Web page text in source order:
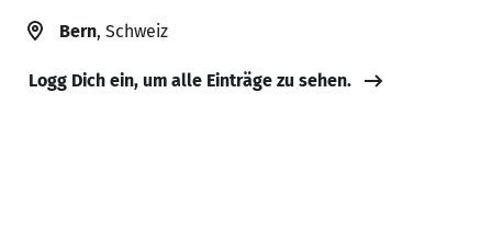
Bern, Schweiz
Logg Dich ein, um alle Einträge zu sehen.